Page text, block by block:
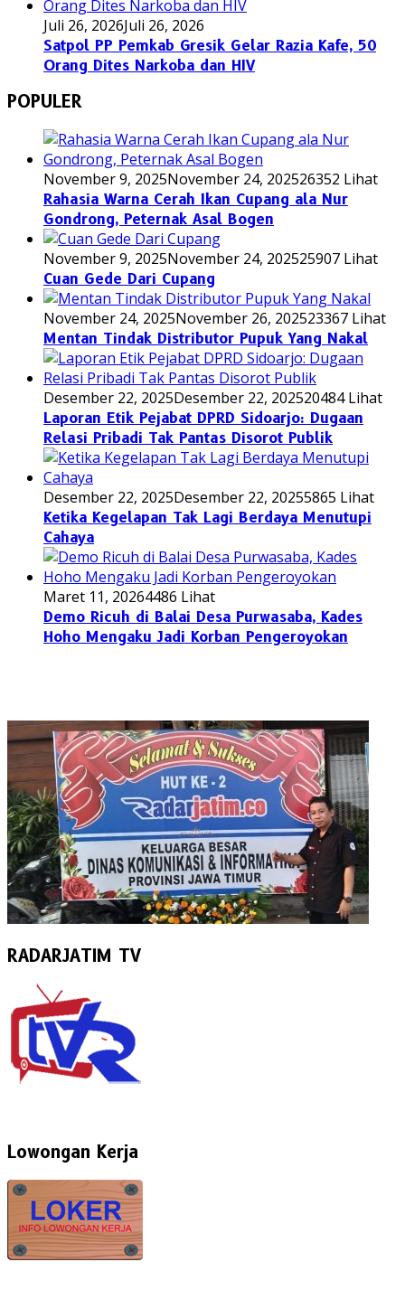
Juli 26, 2026Juli 26, 2026
Satpol PP Pemkab Gresik Gelar Razia Kafe, 50
Orang Dites Narkoba dan HIV
POPULER
November 9, 2025November 24, 202526352 Lihat
Rahasia Warna Cerah Ikan Cupang ala Nur
Gondrong, Peternak Asal Bogen
November 9, 2025November 24, 202525907 Lihat
Cuan Gede Dari Cupang
November 24, 2025November 26, 202523367 Lihat
Mentan Tindak Distributor Pupuk Yang Nakal
Desember 22, 2025Desember 22, 202520484 Lihat
Laporan Etik Pejabat DPRD Sidoarjo: Dugaan
Relasi Pribadi Tak Pantas Disorot Publik
Desember 22, 2025Desember 22, 20255865 Lihat
Ketika Kegelapan Tak Lagi Berdaya Menutupi
Cahaya
Maret 11, 20264486 Lihat
Demo Ricuh di Balai Desa Purwasaba, Kades
Hoho Mengaku Jadi Korban Pengeroyokan
RADARJATIM TV
Lowongan Kerja